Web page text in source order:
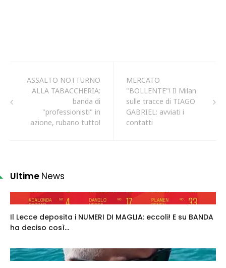
ASSALTO NOTTURNO
ALLA TABACCHERIA:
banda di
"professionisti" in
azione, rubano tutto!
MERCATO
"BOLLENTE"! Il Milan
sulle tracce di TIAGO
GABRIEL: avviati i
contatti
Ultime News
Il Lecce deposita i NUMERI DI MAGLIA: eccoli! E su BANDA
ha deciso così...